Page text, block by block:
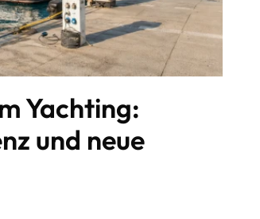
Yachting:
und neue